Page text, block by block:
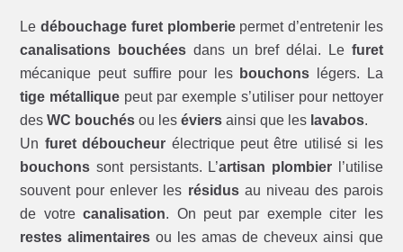
Ledébouchage furet plomberiepermet d’entretenir les
canalisations bouchées dans un bref délai. Le furet
mécanique peut suffire pour les bouchons légers. La
tige métallique peut par exemple s’utiliser pour nettoyer
desWC bouchés ou leséviers ainsi que les lavabos.
Un furet déboucheur électrique peut être utilisé si les
bouchons sont persistants. L’artisan plombierl’utilise
souvent pour enlever les résidusau niveau des parois
de votrecanalisation. On peut par exemple citer les
restes alimentaires ou les amas de cheveux ainsi que